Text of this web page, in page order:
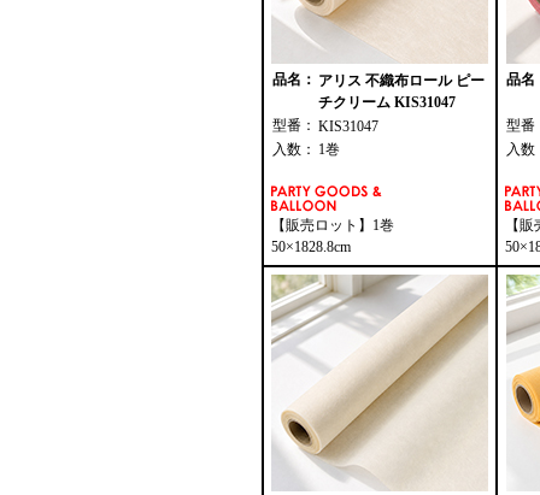
品名： アリス 不織布ロール ピー
チクリーム KIS31047
型番： KIS31047
入数： 1巻
【販売ロット】1巻
50×1828.8cm
品名
型番
入数
【